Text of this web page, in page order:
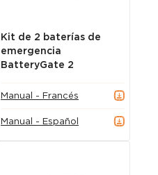
Kit de 2 baterías de
emergencia
BatteryGate 2
Manual - Francés
Manual - Español